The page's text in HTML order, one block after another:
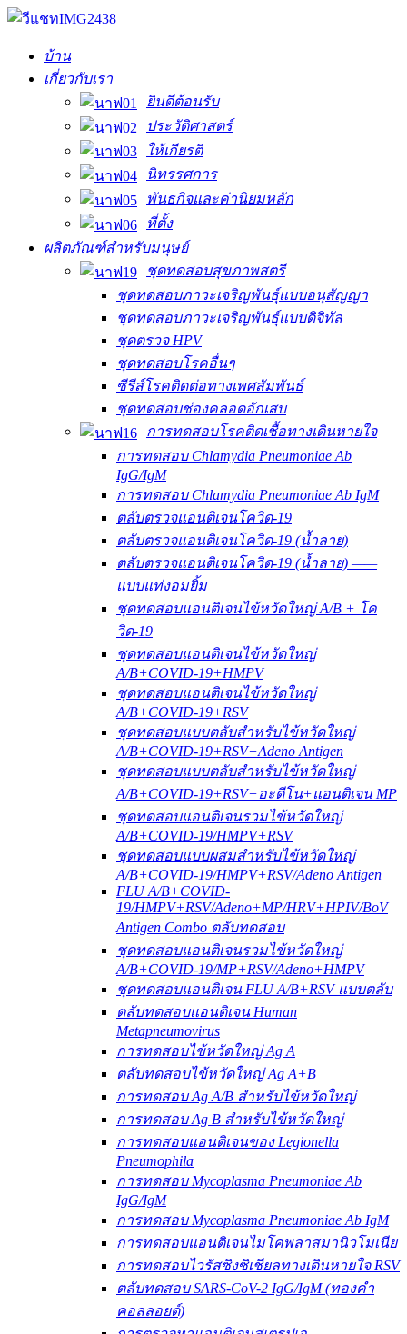
บ้าน
เกี่ยวกับเรา
ยินดีต้อนรับ
ประวัติศาสตร์
ให้เกียรติ
นิทรรศการ
พันธกิจและค่านิยมหลัก
ที่ตั้ง
ผลิตภัณฑ์สำหรับมนุษย์
ชุดทดสอบสุขภาพสตรี
ชุดทดสอบภาวะเจริญพันธุ์แบบอนุสัญญา
ชุดทดสอบภาวะเจริญพันธุ์แบบดิจิทัล
ชุดตรวจ HPV
ชุดทดสอบโรคอื่นๆ
ซีรีส์โรคติดต่อทางเพศสัมพันธ์
ชุดทดสอบช่องคลอดอักเสบ
การทดสอบโรคติดเชื้อทางเดินหายใจ
การทดสอบ Chlamydia Pneumoniae Ab
IgG/IgM
การทดสอบ Chlamydia Pneumoniae Ab IgM
ตลับตรวจแอนติเจนโควิด-19
ตลับตรวจแอนติเจนโควิด-19 (น้ำลาย)
ตลับตรวจแอนติเจนโควิด-19 (น้ำลาย) ——
แบบแท่งอมยิ้ม
ชุดทดสอบแอนติเจนไข้หวัดใหญ่ A/B + โค
วิด-19
ชุดทดสอบแอนติเจนไข้หวัดใหญ่
A/B+COVID-19+HMPV
ชุดทดสอบแอนติเจนไข้หวัดใหญ่
A/B+COVID-19+RSV
ชุดทดสอบแบบตลับสำหรับไข้หวัดใหญ่
A/B+COVID-19+RSV+Adeno Antigen
ชุดทดสอบแบบตลับสำหรับไข้หวัดใหญ่
A/B+COVID-19+RSV+อะดีโน+แอนติเจน MP
ชุดทดสอบแอนติเจนรวมไข้หวัดใหญ่
A/B+COVID-19/HMPV+RSV
ชุดทดสอบแบบผสมสำหรับไข้หวัดใหญ่
A/B+COVID-19/HMPV+RSV/Adeno Antigen
FLU A/B+COVID-
19/HMPV+RSV/Adeno+MP/HRV+HPIV/BoV
Antigen Combo ตลับทดสอบ
ชุดทดสอบแอนติเจนรวมไข้หวัดใหญ่
A/B+COVID-19/MP+RSV/Adeno+HMPV
ชุดทดสอบแอนติเจน FLU A/B+RSV แบบตลับ
ตลับทดสอบแอนติเจน Human
Metapneumovirus
การทดสอบไข้หวัดใหญ่ Ag A
ตลับทดสอบไข้หวัดใหญ่ Ag A+B
การทดสอบ Ag A/B สำหรับไข้หวัดใหญ่
การทดสอบ Ag B สำหรับไข้หวัดใหญ่
การทดสอบแอนติเจนของ Legionella
Pneumophila
การทดสอบ Mycoplasma Pneumoniae Ab
IgG/IgM
การทดสอบ Mycoplasma Pneumoniae Ab IgM
การทดสอบแอนติเจนไมโคพลาสมานิวโมเนีย
การทดสอบไวรัสซิงซิเชียลทางเดินหายใจ RSV
ตลับทดสอบ SARS-CoV-2 IgG/IgM (ทองคำ
คอลลอยด์)